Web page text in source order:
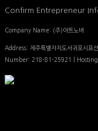
Confirm Entrepreneur
Company Name: (주)아트노바
Address: 제주특별자치도서귀포시
Number: 218-81-25921 |